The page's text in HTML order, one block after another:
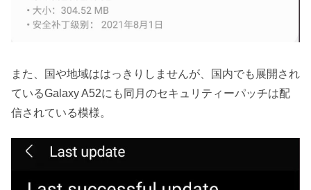
また、国や地域ははっきりしませんが、国内でも展開され
ているGalaxy A52にも同月のセキュリティーパッチは配
信されている模様。